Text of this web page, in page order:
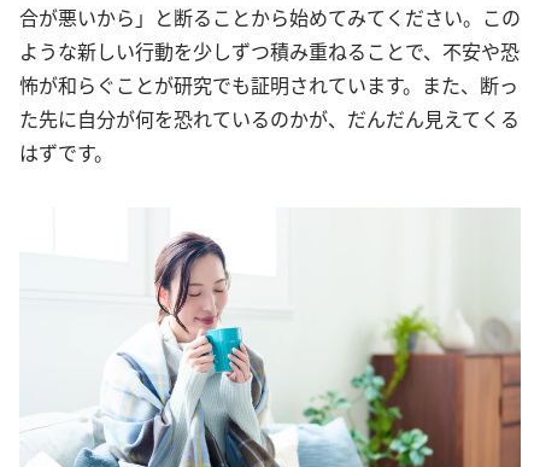
合が悪いから」と断ることから始めてみてください。この
ような新しい行動を少しずつ積み重ねることで、不安や恐
怖が和らぐことが研究でも証明されています。また、断っ
た先に自分が何を恐れているのかが、だんだん見えてくる
はずです。